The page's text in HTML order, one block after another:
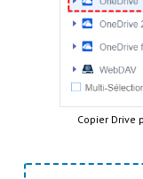
Copier Drive